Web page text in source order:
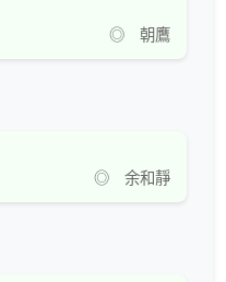
◎ 朝鷹
◎ 余和靜